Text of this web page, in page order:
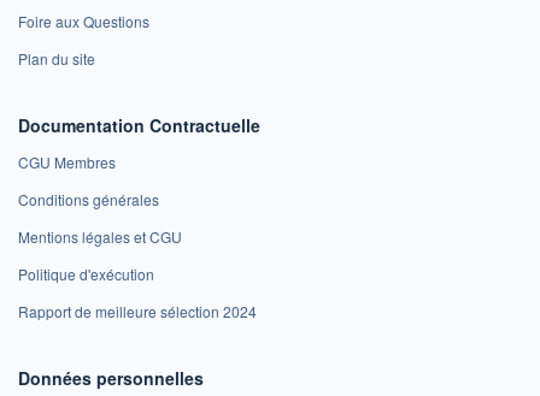
Foire aux Questions
Plan du site
Documentation Contractuelle
CGU Membres
Conditions générales
Mentions légales et CGU
Politique d'exécution
Rapport de meilleure sélection 2024
Données personnelles